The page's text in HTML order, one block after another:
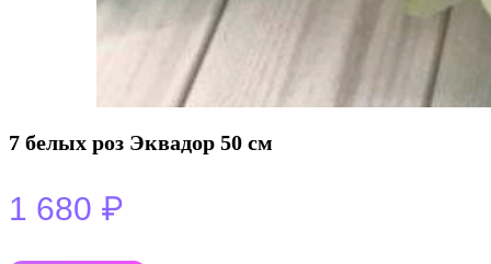
7 белых роз Эквадор 50 см
1 680 ₽